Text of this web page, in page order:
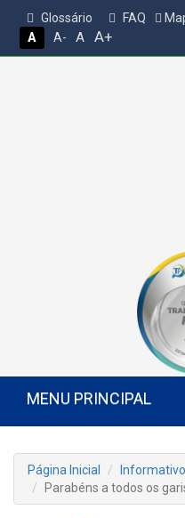
Glossário FAQ
A
A- A A+
MENU PRINCIPAL
Página Inicial
Parabéns a todos os